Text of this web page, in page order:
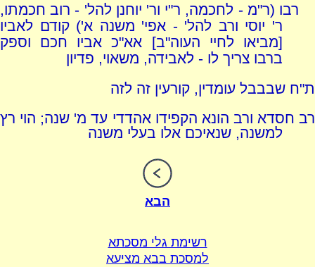
רבו (ר"מ - לחכמה, ר"י ור' יוחנן להל' - רוב חכמתו,
ר' יוסי ורב להל' - אפי' משנה א') קודם לאביו
[מביאו לחיי העוה"ב] אא"כ אביו חכם וספק
ברבו צריך לו - לאבידה, משאוי, פדיון
ת"ח שבבבל עומדין, קורעין זה לזה
רב חסדא ורב הונא הקפידו אהדדי עד מ' שנה; הוי רץ
למשנה, שנאיכם אלו בעלי משנה
הבא
רשימת גלי מסכתא
למסכת בבא מציעא